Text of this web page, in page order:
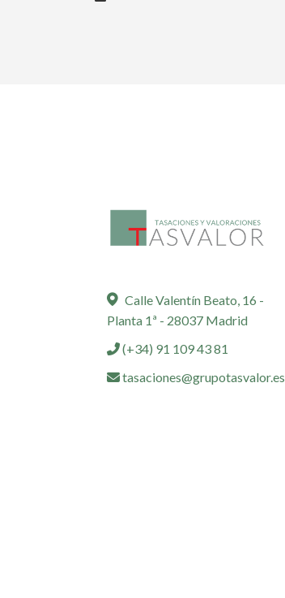
Calle Valentín Beato, 16 -
Planta 1ª - 28037 Madrid
(+34) 91 109 43 81
tasaciones@grupotasvalor.es